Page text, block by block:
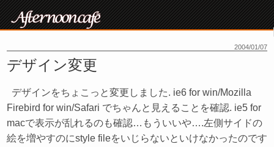
2004/01/07
デザイン変更
デザインをちょこっと変更しました. ie6 for win/Mozilla
Firebird for win/Safari でちゃんと見えることを確認. ie5 for
macで表示が乱れるのも確認…もういいや….左側サイドの
絵を増やすのにstyle fileをいじらないといけなかったのです